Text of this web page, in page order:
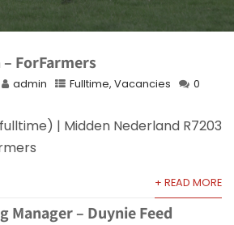
ForFarmers
admin Fulltime, Vacancies
0
| Midden Nederland R7203
+ READ MORE
Manager – Duynie Feed